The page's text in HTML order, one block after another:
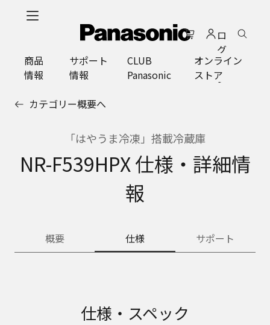
ロ
グ
イ
ン
商品
情報
サポート
情報
CLUB
Panasonic
オンライン
ストア
カテゴリー概要へ
「はやうま冷凍」搭載冷蔵庫
NR-F539HPX 仕様・詳細情
報
概要 仕様 サポート
仕様・スペック